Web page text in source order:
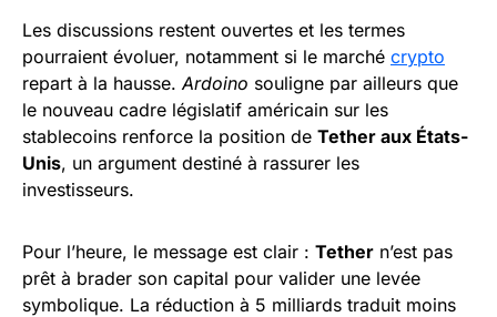
Les discussions restent ouvertes et les termes
pourraient évoluer, notamment si le marché crypto
repart à la hausse. Ardoino souligne par ailleurs que
le nouveau cadre législatif américain sur les
stablecoins renforce la position de Tether aux États-
Unis, un argument destiné à rassurer les
investisseurs.
Pour l’heure, le message est clair : Tether n’est pas
prêt à brader son capital pour valider une levée
symbolique. La réduction à 5 milliards traduit moins